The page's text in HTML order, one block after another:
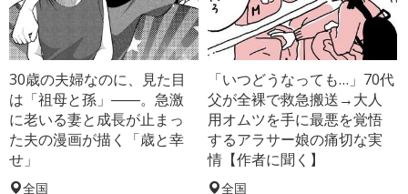
30歳の夫婦なのに、見た目
は「祖母と孫」――。急激
に老いる妻と成長が止まっ
た夫の漫画が描く「歳と幸
せ」
全国
「いつどうなっても…」70代
父が全裸で救急搬送→大人
用オムツを手に最悪を覚悟
するアラサー娘の痛切な実
情【作者に聞く】
全国